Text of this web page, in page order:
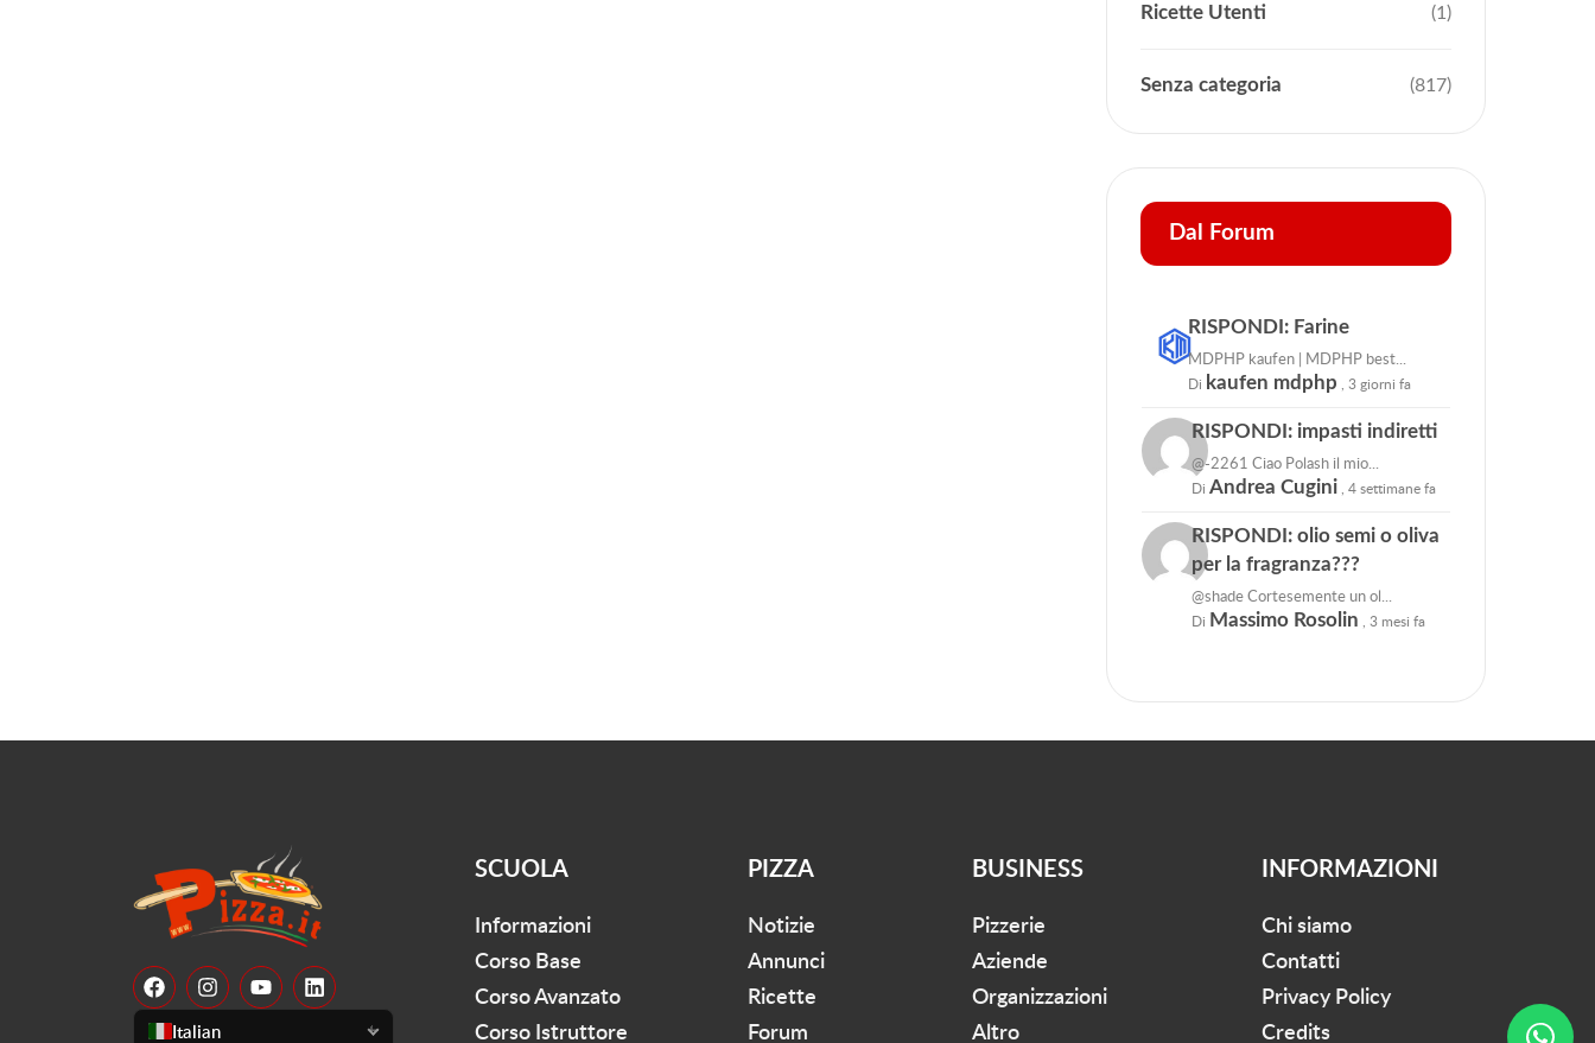
Ricette Utenti (1)
Senza categoria (817)
Dal Forum
RISPONDI: Farine
MDPHP kaufen | MDPHP best...
Di kaufen mdphp , 3 giorni fa
RISPONDI: impasti indiretti
@-2261 Ciao Polash il mio...
Di Andrea Cugini, 4 settimane fa
RISPONDI: olio semi o oliva
per la fragranza???
@shade Cortesemente un ol...
Di Massimo Rosolin , 3 mesi fa
Italian
SCUOLA
Informazioni
Corso Base
Corso Avanzato
Corso Istruttore
PIZZA
Notizie
Annunci
Ricette
Forum
BUSINESS
Pizzerie
Aziende
Organizzazioni
Altro
INFORMAZIONI
Chi siamo
Contatti
Privacy Policy
Credits